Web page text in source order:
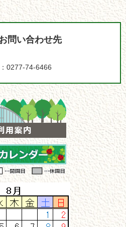
問い合わせ先
0277-74-6466